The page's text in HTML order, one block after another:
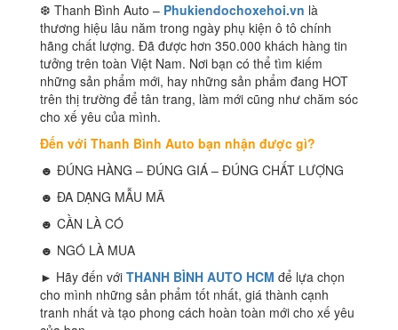
❆ Thanh Bình Auto – Phukiendochoxehoi.vn là
thương hiệu lâu năm trong ngày phụ kiện ô tô chính
hãng chất lượng. Đã được hơn 350.000 khách hàng tin
tưởng trên toàn Việt Nam. Nơi bạn có thể tìm kiếm
những sản phẩm mới, hay những sản phẩm đang HOT
trên thị trường để tân trang, làm mới cũng như chăm sóc
cho xế yêu của mình.
Đến với Thanh Bình Auto bạn nhận được gì?
☻ ĐÚNG HÀNG – ĐÚNG GIÁ – ĐÚNG CHẤT LƯỢNG
☻ ĐA DẠNG MẪU MÃ
☻ CẦN LÀ CÓ
☻ NGÓ LÀ MUA
► Hãy đến với THANH BÌNH AUTO HCM để lựa chọn
cho mình những sản phẩm tốt nhất, giá thành cạnh
tranh nhất và tạo phong cách hoàn toàn mới cho xế yêu